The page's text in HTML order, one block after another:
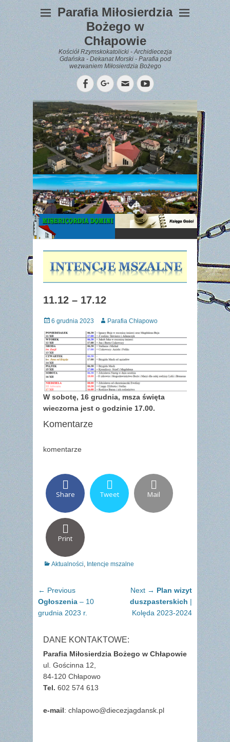
Parafia Miłosierdzia
Bożego w
Chłapowie
Kościół Rzymskokatolicki - Archidiecezja
Gdańska - Dekanat Morski - Parafia pod
wezwaniem Miłosierdzia Bożego
FacebookGoogleplus
EmailYouTube
WYPOCZYNEK
Gazetka
Parafialna
11.12 – 17.12
Posted
on
6 grudnia 2023 AuthorParafia Chłapowo
W sobotę, 16 grudnia, msza święta
wieczorna jest o godzinie 17.00.
Komentarze
komentarze
Share Tweet Mail
Print
Categories
Aktualności, Intencje mszalne
Nawigacja
wpisu
← PreviousPrevious
post:
Ogłoszenia – 10
grudnia 2023 r.
Next → Next
post:
Plan wizyt
duszpasterskich |
Kolęda 2023-2024
DANE KONTAKTOWE:
Parafia Miłosierdzia Bożego w Chłapowie
ul. Gościnna 12,
84-120 Chłapowo
Tel. 602 574 613
e-mail: chlapowo@diecezjagdansk.pl